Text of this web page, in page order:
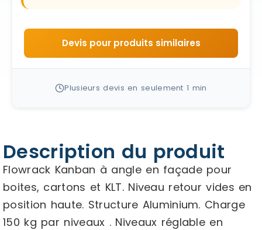
Devis pour produits similaires
Plusieurs devis en seulement 1 min
Description du produit
Flowrack Kanban à angle en façade pour
boites, cartons et KLT. Niveau retour vides en
position haute. Structure Aluminium. Charge
150 kg par niveaux . Niveaux réglable en